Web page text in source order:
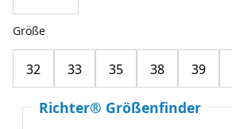
Größe
32 33 35 38 39
Richter® Größenfinder